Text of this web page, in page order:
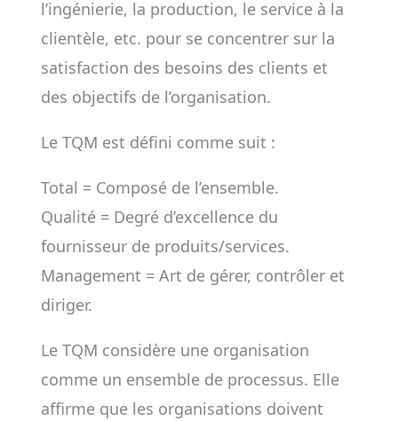
l’ingénierie, la production, le service à la
clientèle, etc. pour se concentrer sur la
satisfaction des besoins des clients et
des objectifs de l’organisation.
Le TQM est défini comme suit :
Total = Composé de l’ensemble.
Qualité = Degré d’excellence du
fournisseur de produits/services.
Management = Art de gérer, contrôler et
diriger.
Le TQM considère une organisation
comme un ensemble de processus. Elle
affirme que les organisations doivent